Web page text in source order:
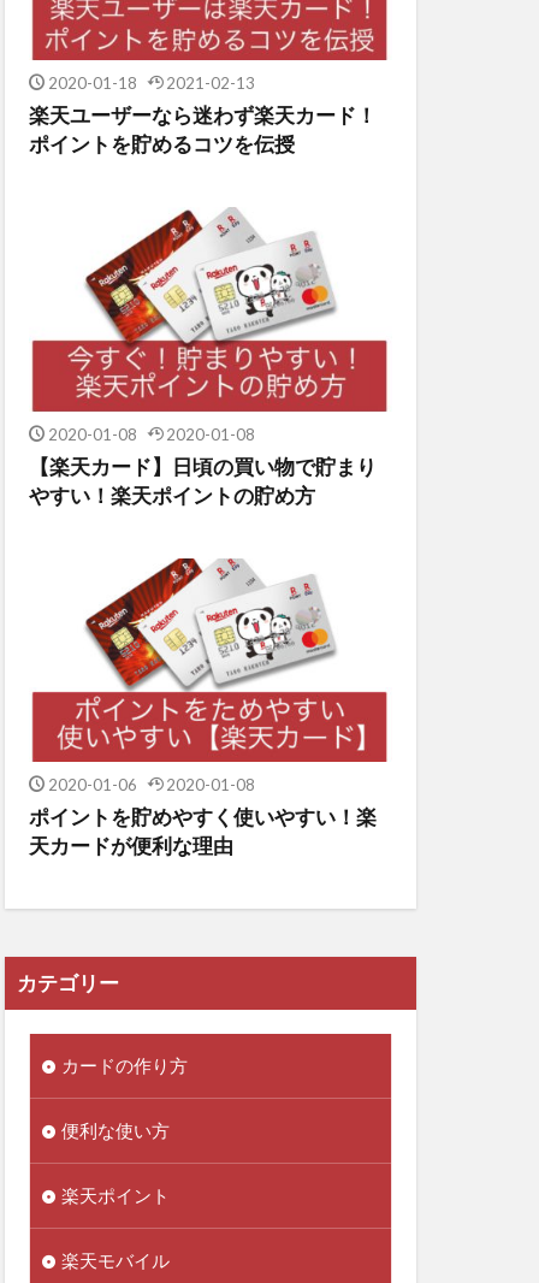
2020-01-18 2021-02-13
楽天ユーザーなら迷わず楽天カード！
ポイントを貯めるコツを伝授
2020-01-08 2020-01-08
【楽天カード】日頃の買い物で貯まり
やすい！楽天ポイントの貯め方
2020-01-06 2020-01-08
ポイントを貯めやすく使いやすい！楽
天カードが便利な理由
カテゴリー
カードの作り方
便利な使い方
楽天ポイント
楽天モバイル